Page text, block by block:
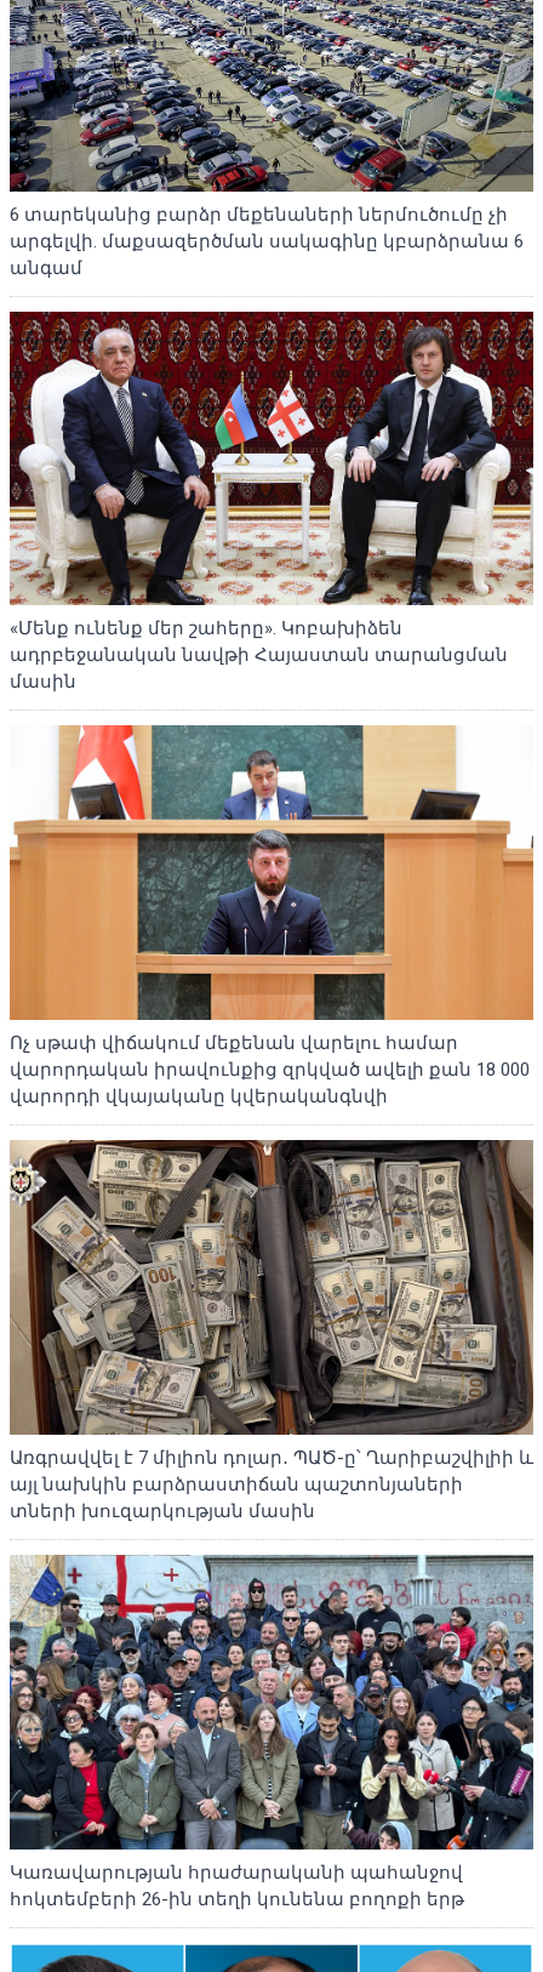
6 տարեկանից բարձր մեքենաների ներմուծումը չի
արգելվի. մաքսազերծման սակագինը կբարձրանա 6
անգամ
«Մենք ունենք մեր շահերը». Կոբախիձեն
ադրբեջանական նավթի Հայաստան տարանցման
մասին
Ոչ սթափ վիճակում մեքենան վարելու համար
վարորդական իրավունքից զրկված ավելի քան 18 000
վարորդի վկայականը կվերականգնվի
Առգրավվել է 7 միլիոն դոլար․ ՊԱԾ-ը՝ Ղարիբաշվիլիի և
այլ նախկին բարձրաստիճան պաշտոնյաների
տների խուզարկության մասին
Կառավարության հրաժարականի պահանջով
հոկտեմբերի 26-ին տեղի կունենա բողոքի երթ